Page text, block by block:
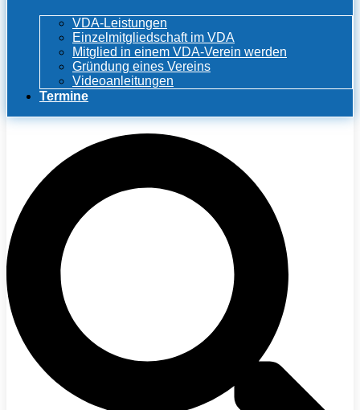
VDA-Leistungen
Einzelmitgliedschaft im VDA
Mitglied in einem VDA-Verein werden
Gründung eines Vereins
Videoanleitungen
Termine